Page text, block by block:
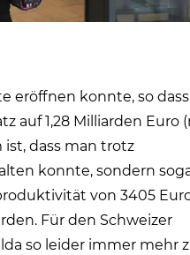
eröffnen konnte, so
auf 1,28 Milliarden Euro
ist, dass man trotz
konnte, sondern
von 3405
Für den Schweizer
so leider immer mehr